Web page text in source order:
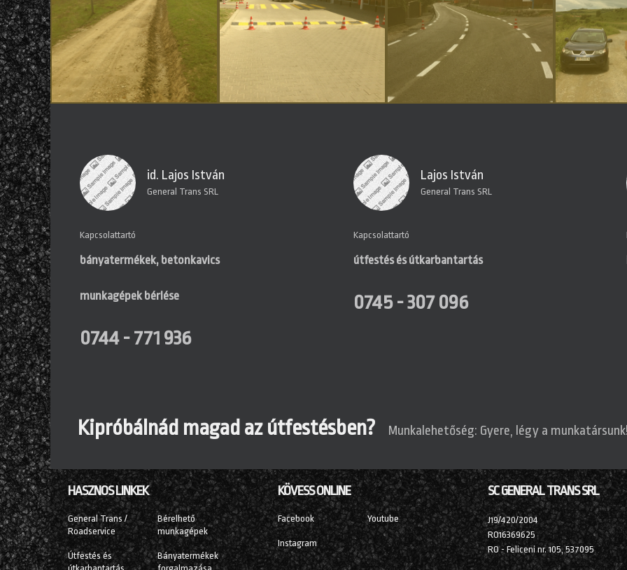
id. Lajos István
General Trans SRL
Kapcsolattartó
bányatermékek, betonkavics
munkagépek bérlése
0744 - 771 936
Lajos István
General Trans SRL
Kapcsolattartó
útfestés és útkarbantartás
0745 - 307 096
Kipróbálnád magad az útfestésben? Munkalehetőség: Gyere, légy a munkatársunk!
HASZNOS LINKEK
General Trans /
Roadservice
Bérelhető
munkagépek
Útfestés és
Bányatermékek
KÖVESS ONLINE
Facebook Youtube
Instagram
SC GENERAL TRANS SRL
J19/420/2004
RO16369625
RO - Feliceni nr. 105, 537095